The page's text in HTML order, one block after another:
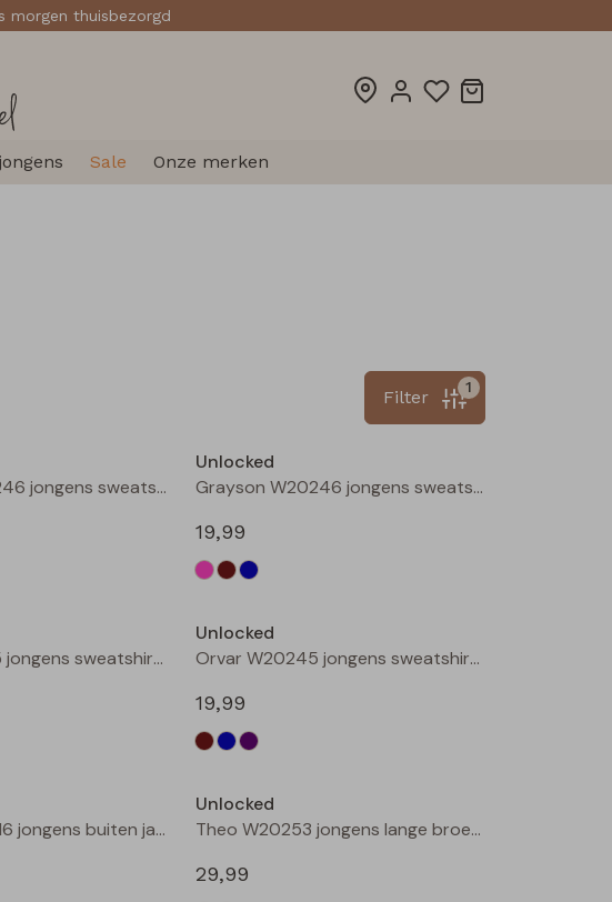
morgen thuisbezorgd
Sale Onze merken
1
Filter
Grayson W20246 jongens sweatshirt Mauve
Unlocked
Grayson W20246 jongens sweatshirt Bruin donker
19,99
Orvar W20245 jongens sweatshirt Petrol
Unlocked
Orvar W20245 jongens sweatshirt Aubergine
19,99
3317103 W20316 jongens buiten jack Camel
Unlocked
Theo W20253 jongens lange broek Denim grey
29,99